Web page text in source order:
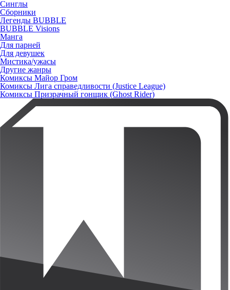
Синглы
Сборники
Легенды BUBBLE
BUBBLE Visions
Манга
Для парней
Для девушек
Мистика/ужасы
Другие жанры
Комиксы Майор Гром
Комиксы Лига справедливости (Justice League)
Комиксы Призрачный гонщик (Ghost Rider)